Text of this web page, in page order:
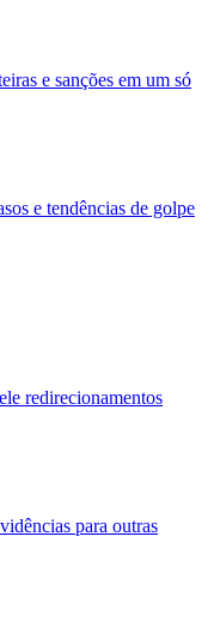
e sanções em um só
e tendências de golpe
redirecionamentos
para outras